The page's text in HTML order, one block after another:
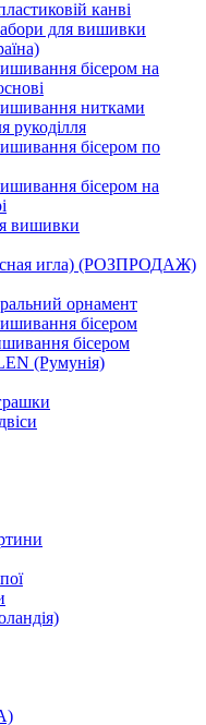
канві
для вишивки
бісером на
нитками
рукоділля
бісером по
бісером на
вишивки
игла) (РОЗПРОДАЖ)
орнамент
бісером
бісером
(Румунія)